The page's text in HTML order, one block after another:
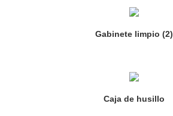
Gabinete limpio (2)
Caja de husillo